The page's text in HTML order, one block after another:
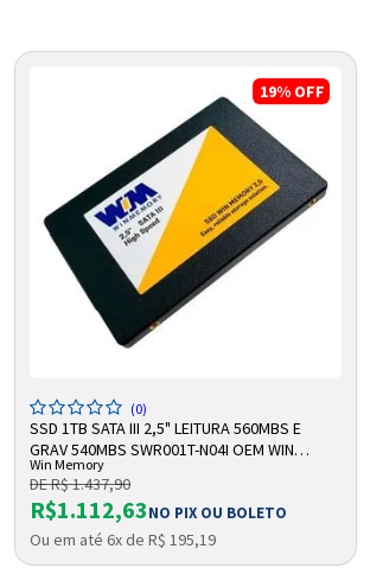
ADICIONAR A SACOLA
19% OFF
(0)
SSD 1TB SATA III 2,5" LEITURA 560MBS E
GRAV 540MBS SWR001T-N04I OEM WIN
MEMORY
Win Memory
DE R$ 1.437,90
R$1.112,63NO PIX OU BOLETO
Ou em até 6x de R$ 195,19